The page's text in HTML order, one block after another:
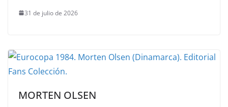
31 de julio de 2026
MORTEN OLSEN